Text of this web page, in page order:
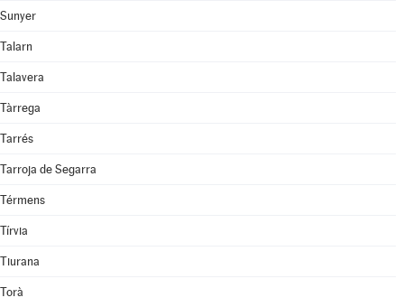
Sunyer
Talarn
Talavera
Tàrrega
Tarrés
Tarroja de Segarra
Térmens
Tírvia
Tiurana
Torà